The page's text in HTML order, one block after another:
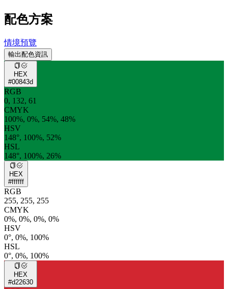
配色方案
情境預覽
輸出配色資訊
HEX
#00843d
RGB
0, 132, 61
CMYK
100%, 0%, 54%, 48%
HSV
148°, 100%, 52%
HSL
148°, 100%, 26%
HEX
#ffffff
RGB
255, 255, 255
CMYK
0%, 0%, 0%, 0%
HSV
0°, 0%, 100%
HSL
0°, 0%, 100%
HEX
#d22630